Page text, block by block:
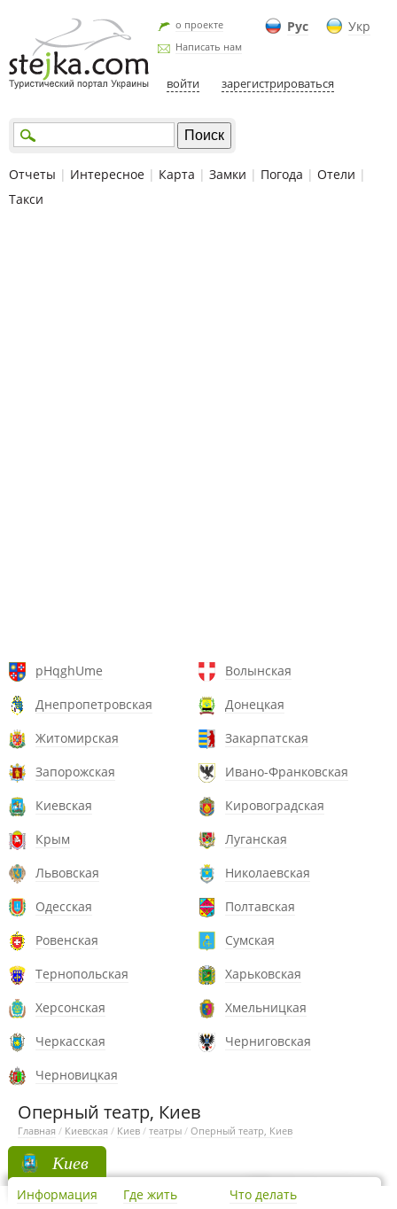
Рус Укр
о проекте
Написать нам
войти зарегистрироваться
Отчеты | Интересное | Карта | Замки | Погода | Отели |
Такси
pHqghUme
Волынская
Днепропетровская
Донецкая
Житомирская
Закарпатская
Запорожская
Ивано-Франковская
Киевская
Кировоградская
Крым
Луганская
Львовская
Николаевская
Одесская
Полтавская
Ровенская
Сумская
Тернопольская
Харьковская
Херсонская
Хмельницкая
Черкасская
Черниговская
Черновицкая
Оперный театр, Киев
Главная / Киевская / Киев / театры / Оперный театр, Киев
Киев
Информация Где жить Что делать